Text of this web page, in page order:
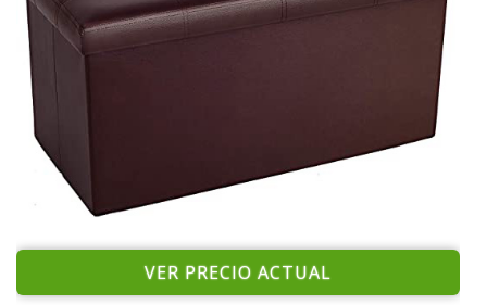
VER PRECIO ACTUAL